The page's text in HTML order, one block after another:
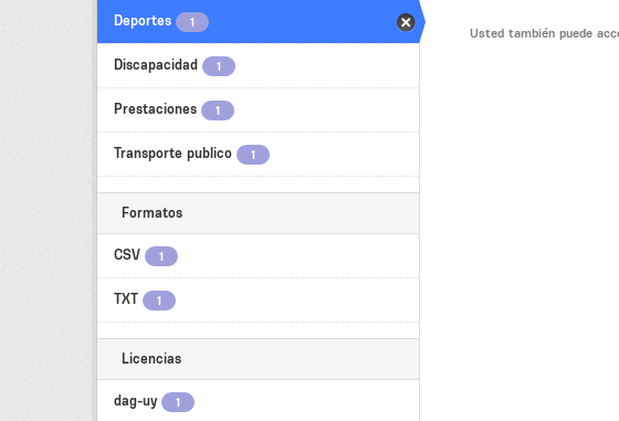
Deportes 1
Discapacidad 1
Prestaciones 1
Transporte publico 1
Formatos
CSV 1
TXT 1
Licencias
dag-uy 1
Usted también puede